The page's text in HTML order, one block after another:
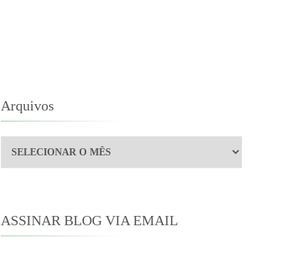
Arquivos
Arquivos
ASSINAR BLOG VIA EMAIL